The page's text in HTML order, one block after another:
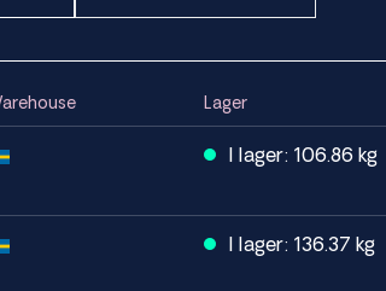
Lager
I lager: 106.86 kg
I lager: 136.37 kg